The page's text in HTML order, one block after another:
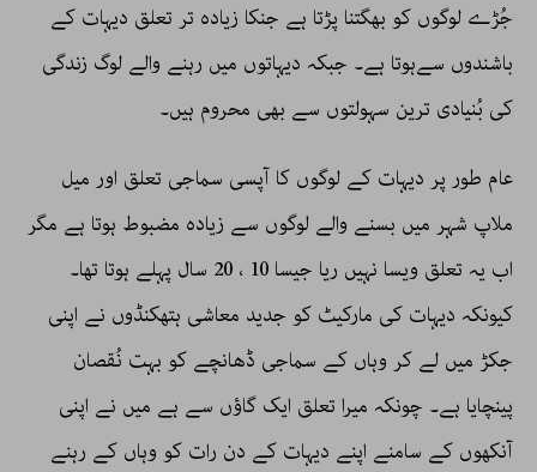
جُڑے لوگوں کو بھگتنا پڑتا ہے جنکا زیادہ تر تعلق دیہات کے
باشندوں سےہوتا ہے۔ جبکہ دیہاتوں میں رہنے والے لوگ زندگی
کی بُنیادی ترین سہولتوں سے بھی محروم ہیں۔
عام طور پر دیہات کے لوگوں کا آپسی سماجی تعلق اور میل
ملاپ شہر میں بسنے والے لوگوں سے زیادہ مضبوط ہوتا ہے مگر
اب یہ تعلق ویسا نہیں ریا جیسا 10 ، 20 سال پہلے ہوتا تھا۔
کیونکہ دیہات کی مارکیٹ کو جدید معاشی ہتھکنڈوں نے اپنی
جکڑ میں لے کر وہاں کے سماجی ڈھانچے کو بہت نُقصان
پینچایا ہے۔ چونکہ میرا تعلق ایک گاؤں سے ہے میں نے اپنی
آنکھوں کے سامنے اپنے دیہات کے دن رات کو وہاں کے رہنے